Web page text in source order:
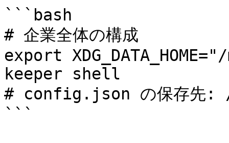
```bash
# 企業全体の構成
export
keeper shell
# config.json の保存先
```